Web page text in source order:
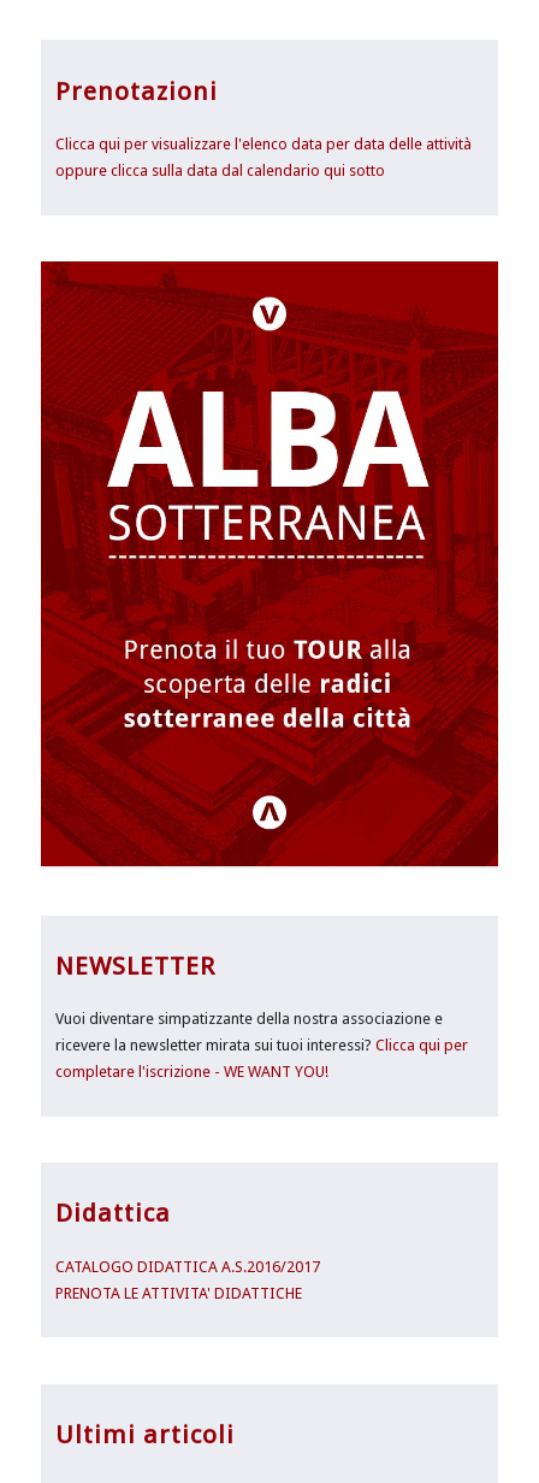
Prenotazioni
Clicca qui per visualizzare l'elenco data per data delle attività
oppure clicca sulla data dal calendario qui sotto
NEWSLETTER
Vuoi diventare simpatizzante della nostra associazione e
ricevere la newsletter mirata sui tuoi interessi?Clicca qui per
completare l'iscrizione - WE WANT YOU!
Didattica
CATALOGO DIDATTICA A.S.2016/2017
PRENOTA LE ATTIVITA' DIDATTICHE
Ultimi articoli